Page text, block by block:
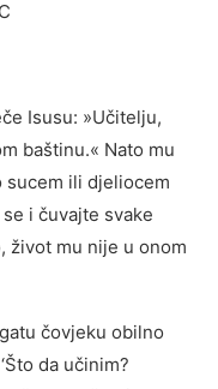
Isusu: »Učitelju,
baštinu.« Nato mu
sucem ili djeliocem
i čuvajte svake
život mu nije u onom
čovjeku obilno
da učinim?